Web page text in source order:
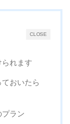
CLOSE
れます
おいたら
ラン